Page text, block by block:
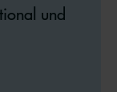
und